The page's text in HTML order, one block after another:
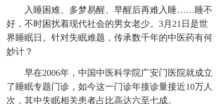
入睡困难、多梦易醒、早醒后再难入睡……睡不
好，不时困扰着现代社会的男女老少。3月21日是世
界睡眠日。针对失眠难题，传承数千年的中医药有何
妙计？
早在2006年，中国中医科学院广安门医院就成立
了睡眠专题门诊，如今这一门诊年接诊量接近10万人
次，其中失眠相关患者占比高达六至七成。